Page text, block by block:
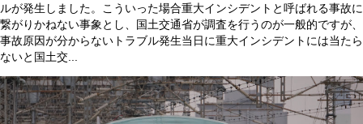
ルが発生しました。こういった場合重大インシデントと呼ばれる事故に
繋がりかねない事象とし、国土交通省が調査を行うのが一般的ですが、
事故原因が分からないトラブル発生当日に重大インシデントには当たら
ないと国土交...